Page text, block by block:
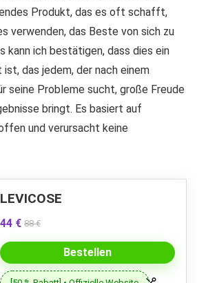
Produkt, das es oft schafft,
verwenden, das Beste von sich zu
kann ich bestätigen, dass dies ein
das jedem, der nach einem
seine Probleme sucht, große Freude
bringt. Es basiert auf
und verursacht keine
LEVICOSE
44 € 88 €
Bestellen